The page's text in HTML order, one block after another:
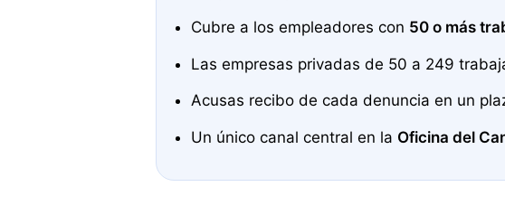
Cubre a los empleadores con 50 o más
Las empresas privadas de 50 a 249
Acusas recibo de cada denuncia en un
Un único canal central en la Oficina del